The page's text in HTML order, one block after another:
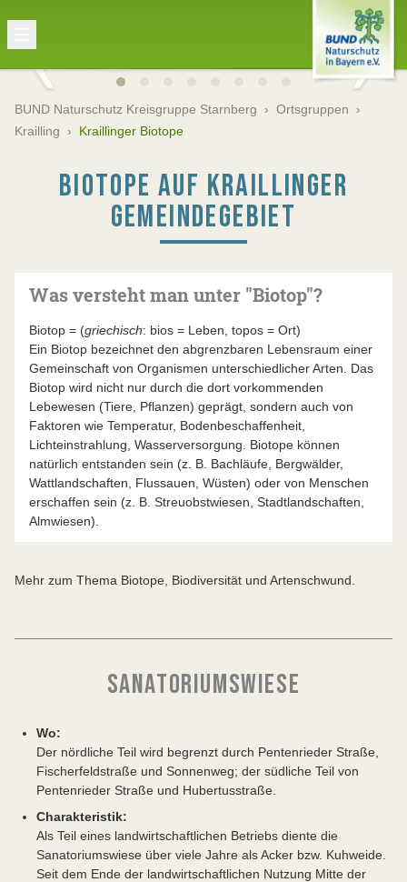
BUND Naturschutz Kreisgruppe Starnberg › Ortsgruppen ›
Krailling › Kraillinger Biotope
BIOTOPE AUF KRAILLINGER
GEMEINDEGEBIET
Was versteht man unter "Biotop"?
Biotop = (griechisch: bios = Leben, topos = Ort)
Ein Biotop bezeichnet den abgrenzbaren Lebensraum einer
Gemeinschaft von Organismen unterschiedlicher Arten. Das
Biotop wird nicht nur durch die dort vorkommenden
Lebewesen (Tiere, Pflanzen) geprägt, sondern auch von
Faktoren wie Temperatur, Bodenbeschaffenheit,
Lichteinstrahlung, Wasserversorgung. Biotope können
natürlich entstanden sein (z. B. Bachläufe, Bergwälder,
Wattlandschaften, Flussauen, Wüsten) oder von Menschen
erschaffen sein (z. B. Streuobstwiesen, Stadtlandschaften,
Almwiesen).
Mehr zum Thema Biotope, Biodiversität und Artenschwund.
SANATORIUMSWIESE
Wo:
Der nördliche Teil wird begrenzt durch Pentenrieder Straße,
Fischerfeldstraße und Sonnenweg; der südliche Teil von
Pentenrieder Straße und Hubertusstraße.
Charakteristik:
Als Teil eines landwirtschaftlichen Betriebs diente die
Sanatoriumswiese über viele Jahre als Acker bzw. Kuhweide.
Seit dem Ende der landwirtschaftlichen Nutzung Mitte der